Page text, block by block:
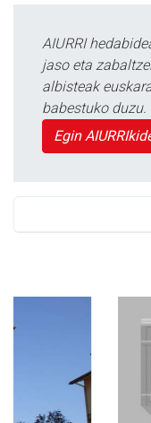
AIURRI
jaso eta
albisteak
babestuko duzu.
Egin